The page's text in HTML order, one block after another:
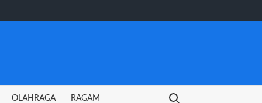
OLAHRAGA RAGAM
Search for: